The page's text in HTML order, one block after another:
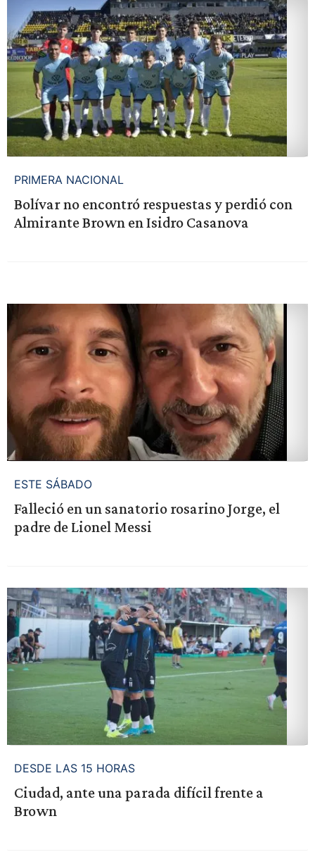
PRIMERA NACIONAL
Bolívar no encontró respuestas y perdió con
Almirante Brown en Isidro Casanova
ESTE SÁBADO
Falleció en un sanatorio rosarino Jorge, el
padre de Lionel Messi
DESDE LAS 15 HORAS
Ciudad, ante una parada difícil frente a
Brown